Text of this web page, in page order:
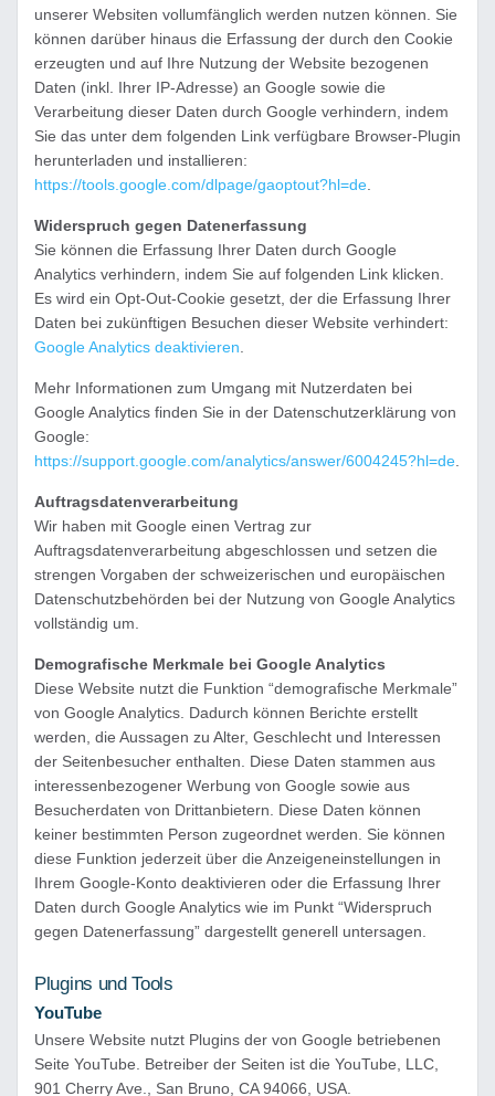
unserer Websiten vollumfänglich werden nutzen können. Sie
können darüber hinaus die Erfassung der durch den Cookie
erzeugten und auf Ihre Nutzung der Website bezogenen
Daten (inkl. Ihrer IP-Adresse) an Google sowie die
Verarbeitung dieser Daten durch Google verhindern, indem
Sie das unter dem folgenden Link verfügbare Browser-Plugin
herunterladen und installieren:
https://tools.google.com/dlpage/gaoptout?hl=de
Widerspruch gegen Datenerfassung
Sie können die Erfassung Ihrer Daten durch Google
Analytics verhindern, indem Sie auf folgenden Link klicken.
Es wird ein Opt-Out-Cookie gesetzt, der die Erfassung Ihrer
Daten bei zukünftigen Besuchen dieser Website verhindert:
Google Analytics deaktivieren
Mehr Informationen zum Umgang mit Nutzerdaten bei
Google Analytics finden Sie in der Datenschutzerklärung von
Google:
https://support.google.com/analytics/answer/6004245?hl=de
Auftragsdatenverarbeitung
Wir haben mit Google einen Vertrag zur
Auftragsdatenverarbeitung abgeschlossen und setzen die
strengen Vorgaben der schweizerischen und europäischen
Datenschutzbehörden bei der Nutzung von Google Analytics
vollständig um.
Demografische Merkmale bei Google Analytics
Diese Website nutzt die Funktion “demografische Merkmale”
von Google Analytics. Dadurch können Berichte erstellt
werden, die Aussagen zu Alter, Geschlecht und Interessen
der Seitenbesucher enthalten. Diese Daten stammen aus
interessenbezogener Werbung von Google sowie aus
Besucherdaten von Drittanbietern. Diese Daten können
keiner bestimmten Person zugeordnet werden. Sie können
diese Funktion jederzeit über die Anzeigeneinstellungen in
Ihrem Google-Konto deaktivieren oder die Erfassung Ihrer
Daten durch Google Analytics wie im Punkt “Widerspruch
gegen Datenerfassung” dargestellt generell untersagen.
Plugins und Tools
YouTube
Unsere Website nutzt Plugins der von Google betriebenen
Seite YouTube. Betreiber der Seiten ist die YouTube, LLC,
901 Cherry Ave., San Bruno, CA 94066, USA.